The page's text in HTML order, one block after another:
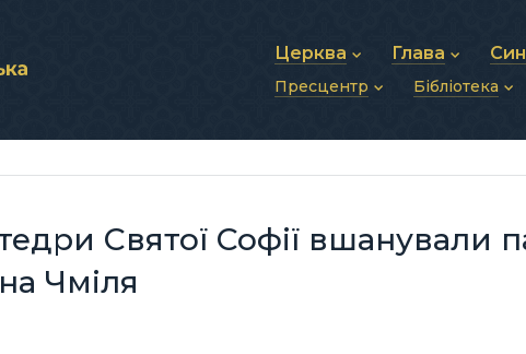
Церква
Про УГКЦ
Структура УГКЦ
Глава
Блаженніший
Фотографії
Пресцентр
Публікації
Фото та відео
Бібліотека
Молитви
Святої Софії вшанували
Чміля